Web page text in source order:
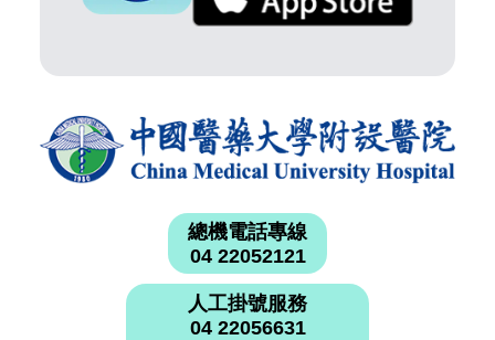
總機電話專線
04 22052121
人工掛號服務
04 22056631